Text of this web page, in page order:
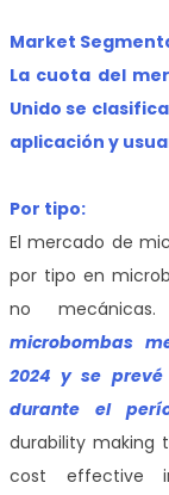
Market
La cuota del
Unido se
aplicación y
Por tipo:
El mercado de
por tipo en
no
microbombas
2024 y se prevé
durante el
durability making
cost effective